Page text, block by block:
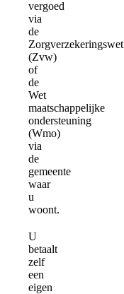
vergoed
via
de
Zorgverzekeringswet
(Zvw)
of
de
Wet
maatschappelijke
ondersteuning
(Wmo)
via
de
gemeente
waar
u
woont.
U
betaalt
zelf
een
eigen